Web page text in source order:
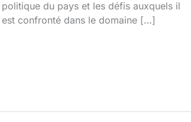
politique du pays et les défis auxquels il
est confronté dans le domaine […]